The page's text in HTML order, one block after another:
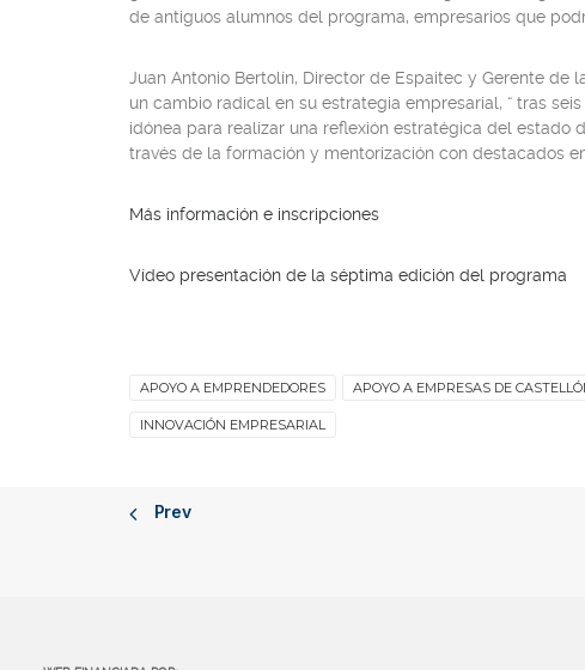
de antiguos alumnos del programa, empresarios que
Juan Antonio Bertolín, Director de Espaitec y Gerente
un cambio radical en su estrategia empresarial, “ tras
idónea para realizar una reflexión estratégica del
través de la formación y mentorización con destacados
Más información e inscripciones
Vídeo presentación de la séptima edición del programa
APOYO A EMPRENDEDORES APOYO A EMPRESAS DE
INNOVACIÓN EMPRESARIAL
Prev